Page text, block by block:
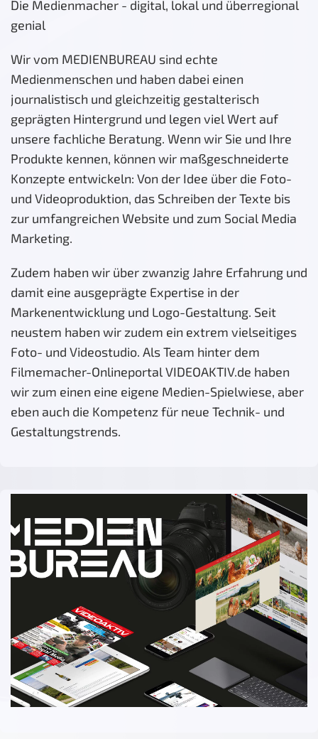
Die Medienmacher - digital, lokal und überregional
genial
Wir vom MEDIENBUREAU sind echte
Medienmenschen und haben dabei einen
journalistisch und gleichzeitig gestalterisch
geprägten Hintergrund und legen viel Wert auf
unsere fachliche Beratung. Wenn wir Sie und Ihre
Produkte kennen, können wir maßgeschneiderte
Konzepte entwickeln: Von der Idee über die Foto-
und Videoproduktion, das Schreiben der Texte bis
zur umfangreichen Website und zum Social Media
Marketing.
Zudem haben wir über zwanzig Jahre Erfahrung und
damit eine ausgeprägte Expertise in der
Markenentwicklung und Logo-Gestaltung. Seit
neustem haben wir zudem ein extrem vielseitiges
Foto- und Videostudio. Als Team hinter dem
Filmemacher-Onlineportal VIDEOAKTIV.de haben
wir zum einen eine eigene Medien-Spielwiese, aber
eben auch die Kompetenz für neue Technik- und
Gestaltungstrends.